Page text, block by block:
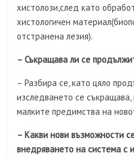
хистолози,след като
хистологичен
отстранена лезия).
– Съкращава ли се
– Разбира се, като цяло
изследването се
малките предимства на
– Какви нови възможности
внедряването на система с